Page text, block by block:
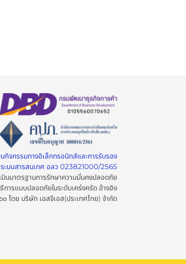
กิจกรรมทางอิเล็กทรอนิกส์และการรับรอง
ระบบสารสนเทศ อลว 023821000/2565
มินมาตรฐานการรักษาความมั่นคงปลอดภัย
การแบบปลอดภัยในระดับเคร่งครัด อ้างอิง
โดย บริษัท เอสจีเอส(ประเทศไทย) จำกัด